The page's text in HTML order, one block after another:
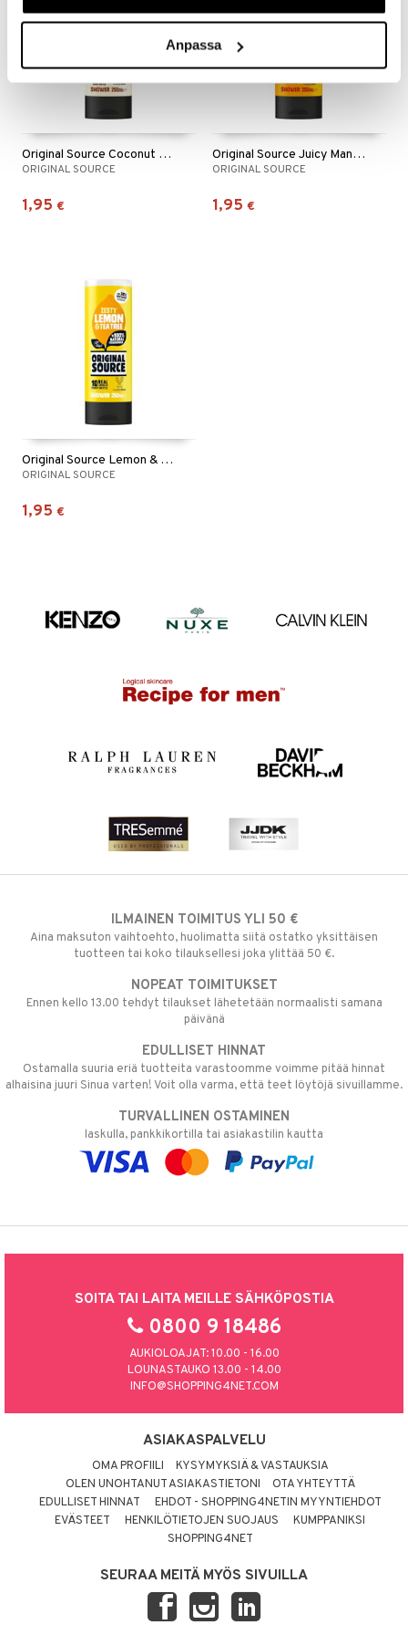
Anpassa
Original Source Coconut & Shea Butter Shower
ORIGINAL SOURCE
1,95 €
Original Source Juicy Mango Shower
ORIGINAL SOURCE
1,95 €
Original Source Lemon & Tea Tree Shower
ORIGINAL SOURCE
1,95 €
ILMAINEN TOIMITUS YLI 50 €
Aina maksuton vaihtoehto, huolimatta siitä ostatko yksittäisen
tuotteen tai koko tilauksellesi joka ylittää 50 €.
NOPEAT TOIMITUKSET
Ennen kello 13.00 tehdyt tilaukset lähetetään normaalisti samana
päivänä
EDULLISET HINNAT
Ostamalla suuria eriä tuotteita varastoomme voimme pitää hinnat
alhaisina juuri Sinua varten! Voit olla varma, että teet löytöjä sivuillamme.
TURVALLINEN OSTAMINEN
laskulla, pankkikortilla tai asiakastilin kautta
SOITA TAI LAITA MEILLE SÄHKÖPOSTIA
0800 9 18486
AUKIOLOAJAT: 10.00 - 16.00
LOUNASTAUKO 13.00 - 14.00
INFO@SHOPPING4NET.COM
ASIAKASPALVELU
OMA PROFIILI
KYSYMYKSIÄ & VASTAUKSIA
OLEN UNOHTANUT ASIAKASTIETONI
OTA YHTEYTTÄ
EDULLISET HINNAT
EHDOT - SHOPPING4NETIN MYYNTIEHDOT
EVÄSTEET
HENKILÖTIETOJEN SUOJAUS
KUMPPANIKSI
SHOPPING4NET
SEURAA MEITÄ MYÖS SIVUILLA